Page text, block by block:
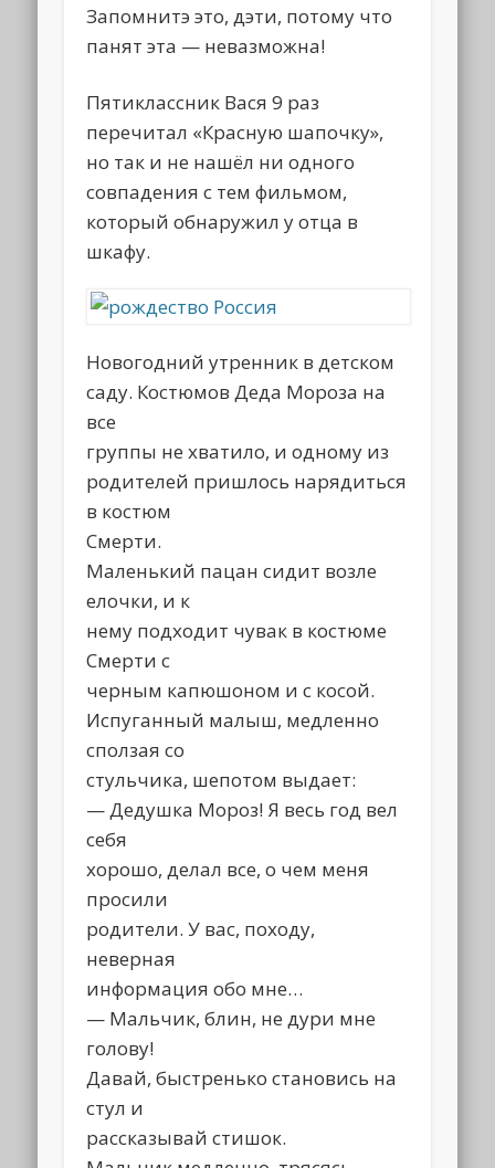
Запомнитэ это, дэти, потому что
панят эта — невазможна!
Пятиклассник Вася 9 раз
перечитал «Красную шапочку»,
но так и не нашёл ни одного
совпадения с тем фильмом,
который обнаружил у отца в
шкафу.
Новогодний утренник в детском
саду. Костюмов Деда Мороза на
все
группы не хватило, и одному из
родителей пришлось нарядиться
в костюм
Смерти.
Маленький пацан сидит возле
елочки, и к
нему подходит чувак в костюме
Смерти с
черным капюшоном и с косой.
Испуганный малыш, медленно
сползая со
стульчика, шепотом выдает:
— Дедушка Мороз! Я весь год вел
себя
хорошо, делал все, о чем меня
просили
родители. У вас, походу,
неверная
информация обо мне…
— Мальчик, блин, не дури мне
голову!
Давай, быстренько становись на
стул и
рассказывай стишок.